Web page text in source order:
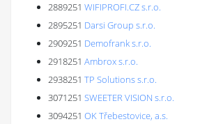
2889251 WIFIPROFI.CZ s.r.o.
2895251 Darsi Group s.r.o.
2909251 Demofrank s.r.o.
2918251 Ambrox s.r.o.
2938251 TP Solutions s.r.o.
3071251 SWEETER VISION s.r.o.
3094251 OK Třebestovice, a.s.